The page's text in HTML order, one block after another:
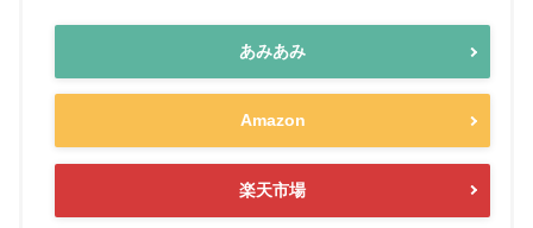
あみあみ
Amazon
楽天市場